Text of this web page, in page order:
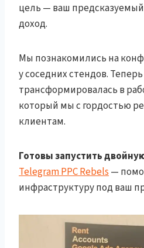
цель — ваш
доход.
Мы познакомились на
у соседних стендов.
трансформировалась в
который мы с гордостью
клиентам.
Готовы запустить
Telegram PPC Rebels —
инфраструктуру под ваш